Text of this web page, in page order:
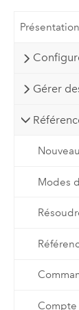
Gérer
Modes
Compte